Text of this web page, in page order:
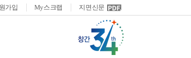
가입 My스크랩 지면신문